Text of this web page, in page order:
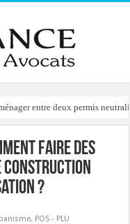
entre deux permis
des locaux commerciaux par la
faire des
construction
?
, POS - PLU